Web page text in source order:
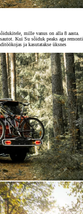
mille vanus on alla 8 aasta.
Kui Su sõiduk peaks aga remonti
ja kasutatakse üksnes